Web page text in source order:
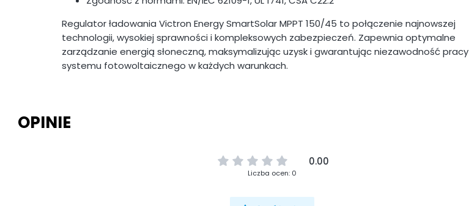
Regulator ładowania Victron Energy SmartSolar MPPT 150/45 to połączenie najnowszej
technologii, wysokiej sprawności i kompleksowych zabezpieczeń. Zapewnia optymalne
zarządzanie energią słoneczną, maksymalizując uzysk i gwarantując niezawodność pracy
systemu fotowoltaicznego w każdych warunkach.
OPINIE
0.00
Liczba ocen: 0